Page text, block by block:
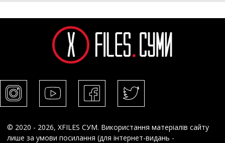
© 2020 - 2026, XFILES СУМ. Використання матеріалів сайту
лише за умови посилання (для інтернет-видань -